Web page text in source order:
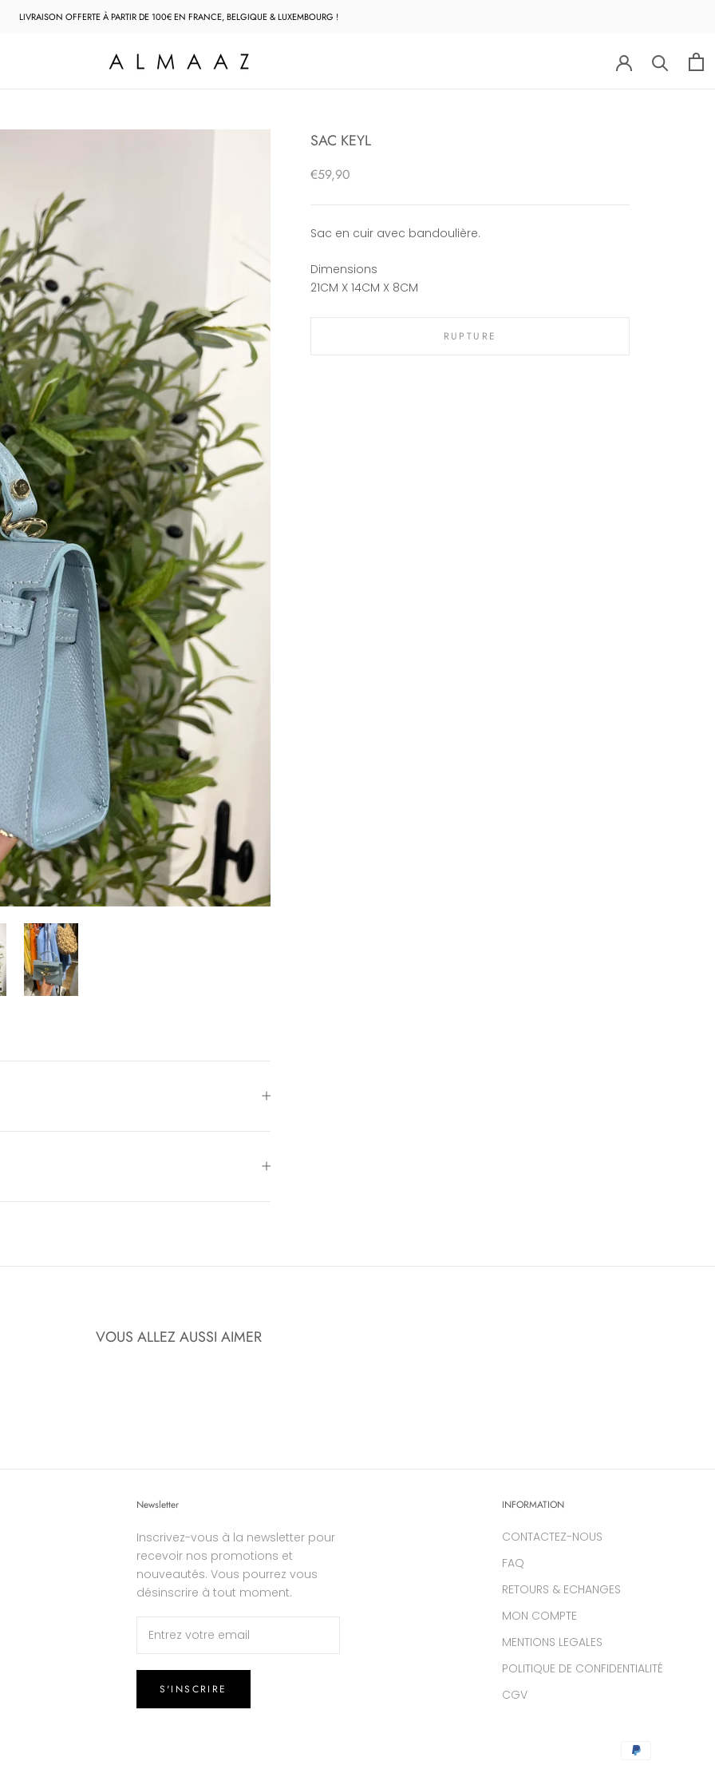
LIVRAISON OFFERTE À PARTIR DE 100€ EN FRANCE, BELGIQUE & LUXEMBOURG !
SAC KEYL
€59,90
Sac en cuir avec bandoulière.
Dimensions
21CM X 14CM X 8CM
RUPTURE
VOUS ALLEZ AUSSI AIMER
Newsletter
Inscrivez-vous à la newsletter pour
recevoir nos promotions et
nouveautés. Vous pourrez vous
désinscrire à tout moment.
S'INSCRIRE
INFORMATION
CONTACTEZ-NOUS
FAQ
RETOURS & ECHANGES
MON COMPTE
MENTIONS LEGALES
POLITIQUE DE CONFIDENTIALITÉ
CGV